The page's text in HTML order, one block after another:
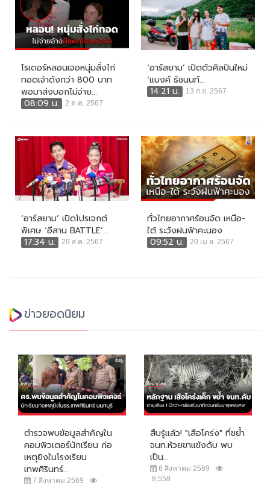
ไรเดอร์หลอนเจอหนุ่มสั่งไก่
ทอดเจ้าดังกว่า 800 บาท
พอมาส่งบอกไม่จ่าย...
08:09 น.
2 ต.ค. 2567
‘อาร์สยาม’ เปิดตัวศิลปินใหม่
‘แบงค์ ธัชนนท์...
14:21 น.
13 ก.ย. 2567
‘อาร์สยาม’ เปิดโปรเจกต์
พิเศษ ‘อีสาน BATTLE’...
17:34 น.
29 ส.ค. 2567
ทั่วไทยอากาศร้อนจัด เหนือ-
ใต้ ระวังฝนฟ้าคะนอง
09:52 น.
20 เม.ย. 2567
ข่าวยอดนิยม
ตำรวจพบข้อมูลสำคัญใน
คอมพิวเตอร์นักเรียน ก่อ
เหตุยิงในโรงเรียน
เทพศิรินทร์...
7 สิงหาคม 2569
สืบรู้แล้ว! "เสือโคร่ง" ที่ขย้ำ
จนท.ห้วยขาแข้งดับ พบ
เป็น...
6 สิงหาคม 2569
8,558